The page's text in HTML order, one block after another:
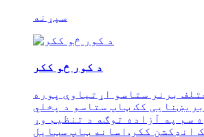
سپړنه
د کور څو ککر
3 یا 4 مختلف برنر ستاسو اړتیاوې پوره
کک ټاپ ستاسو د پخلي
سم په آزاده توګه د تنظیم وړ
انډکشن ککر.اسانه ټاپ سټایل